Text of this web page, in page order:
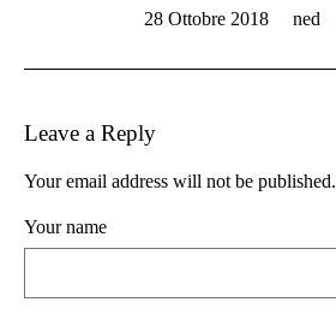
28 Ottobre 2018
ned
Leave a Reply
Your email address will not be published.
Your name